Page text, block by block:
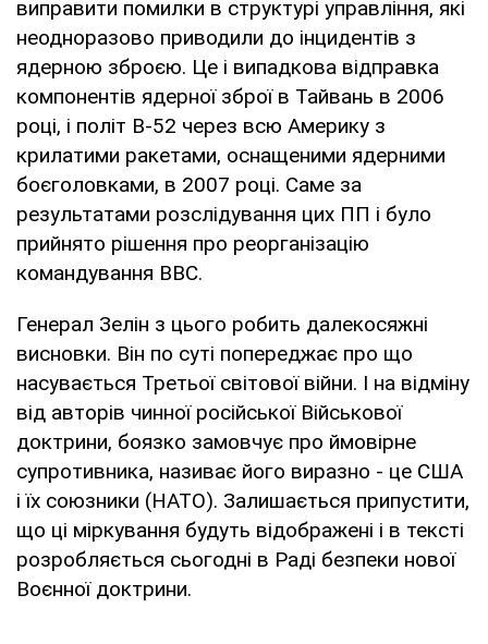
виправити помилки в структурі управління, які
неодноразово приводили до інцидентів з
ядерною зброєю. Це і випадкова відправка
компонентів ядерної зброї в Тайвань в 2006
році, і політ B-52 через всю Америку з
крилатими ракетами, оснащеними ядерними
боєголовками, в 2007 році. Саме за
результатами розслідування цих ПП і було
прийнято рішення про реорганізацію
командування ВВС.
Генерал Зелін з цього робить далекосяжні
висновки. Він по суті попереджає про що
насувається Третьої світової війни. І на відміну
від авторів чинної російської Військової
доктрини, боязко замовчує про ймовірне
супротивника, називає його виразно - це США
і їх союзники (НАТО). Залишається припустити,
що ці міркування будуть відображені і в тексті
розробляється сьогодні в Раді безпеки нової
Воєнної доктрини.